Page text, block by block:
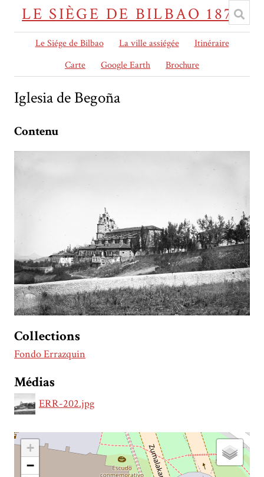
LE SIÈGE DE BILBAO 1874
Le Siége de Bilbao La ville assiégée
Itinéraire
Carte
Google Earth Brochure
Iglesia de Begoña
Contenu
Collections
Fondo Errazquin
Médias
ERR-202.jpg
+
−